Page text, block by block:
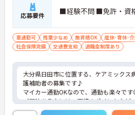
応募要件 ■経験不問 ■免許・資
車通勤可 残業少なめ 無資格OK
産休･育休･
社会保険完備
交通費支給 退職金制度あり
大分県日田市に位置する、ケアミックス
護補助者の募集です♪
マイカー通勤OKなので、通勤も楽々で
ご興味ある方には、面接のポイントなど
細をお話致しますのでお気軽にご相談く